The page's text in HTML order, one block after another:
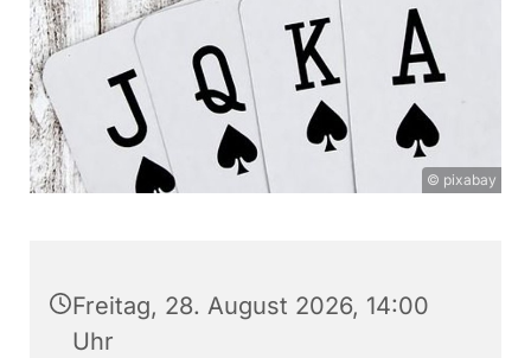
© pixabay
Freitag, 28. August 2026, 14:00
Uhr